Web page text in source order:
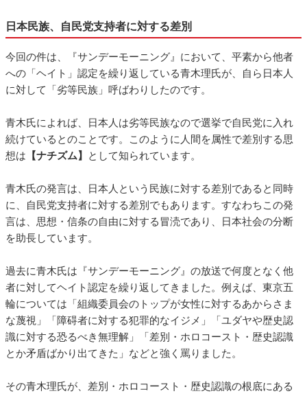
日本民族、自民党支持者に対する差別
今回の件は、『サンデーモーニング』において、平素から他者
への「ヘイト」認定を繰り返している青木理氏が、自ら日本人
に対して「劣等民族」呼ばわりしたのです。
青木氏によれば、日本人は劣等民族なので選挙で自民党に入れ
続けているとのことです。このように人間を属性で差別する思
想は 【ナチズム】 として知られています。
青木氏の発言は、日本人という民族に対する差別であると同時
に、自民党支持者に対する差別でもあります。すなわちこの発
言は、思想・信条の自由に対する冒涜であり、日本社会の分断
を助長しています。
過去に青木氏は『サンデーモーニング』の放送で何度となく他
者に対してヘイト認定を繰り返してきました。例えば、東京五
輪については「組織委員会のトップが女性に対するあからさま
な蔑視」「障碍者に対する犯罪的なイジメ」「ユダヤや歴史認
識に対する恐るべき無理解」「差別・ホロコースト・歴史認識
とか矛盾ばかり出てきた」などと強く罵りました。
その青木理氏が、差別・ホロコースト・歴史認識の根底にある